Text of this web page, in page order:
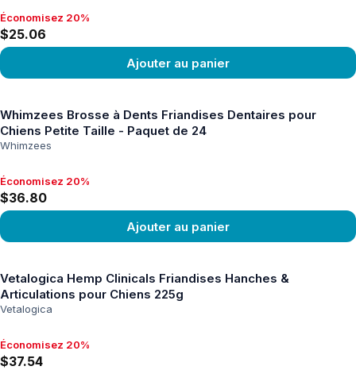
Économisez 20%, $25.06
Économisez 20%
$25.06
Ajouter au panier
Whimzees Brosse à Dents Friandises Dentaires pour
Chiens Petite Taille - Paquet de 24
Whimzees
Économisez 20%, $36.80
Économisez 20%
$36.80
Ajouter au panier
Vetalogica Hemp Clinicals Friandises Hanches &
Articulations pour Chiens 225g
Vetalogica
Économisez 20%, $37.54
Économisez 20%
$37.54